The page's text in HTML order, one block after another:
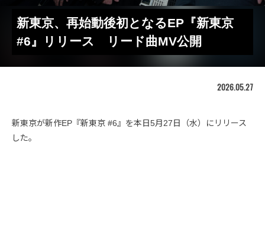
新東京、再始動後初となるEP『新東京
#6』リリース リード曲MV公開
2026.05.27
新東京が新作EP『新東京 #6』を本日5月27日（水）にリリース
した。